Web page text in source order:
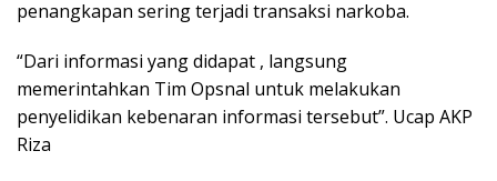
penangkapan sering terjadi transaksi narkoba.
“Dari informasi yang didapat , langsung
memerintahkan Tim Opsnal untuk melakukan
penyelidikan kebenaran informasi tersebut”. Ucap AKP
Riza